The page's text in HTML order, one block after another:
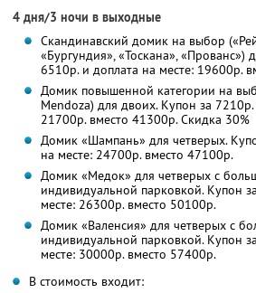
4 дня/3 ночи в выходные
Скандинавский домик на выбор
«Бургундия», «Тоскана», «Прованс»)
6510р. и доплата на месте: 19600р.
Домик повышенной категории на
Mendoza) для двоих. Купон за
21700р. вместо 41300р. Скидка 30%
Домик «Шампань» для четверых.
на месте: 24700р. вместо 47100р.
Домик «Медок» для четверых с
индивидуальной парковкой. Купон
месте: 26300р. вместо 50100р.
Домик «Валенсия» для четверых с
индивидуальной парковкой. Купон
месте: 30000р. вместо 57400р.
В стоимость входит: